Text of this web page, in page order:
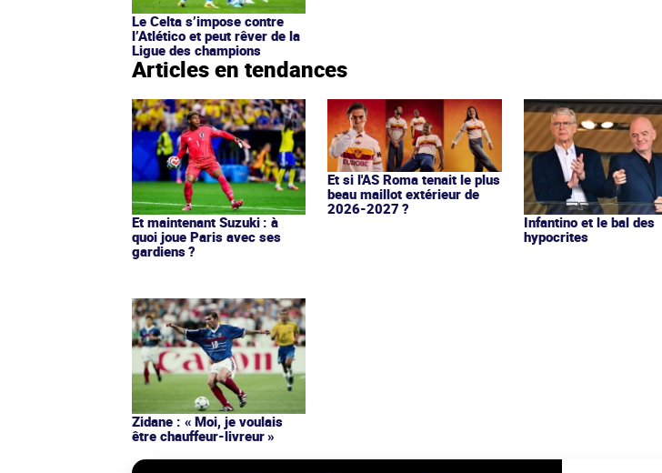
Le Celta s’impose contre
l’Atlético et peut rêver de la
Ligue des champions
Articles en tendances
Et maintenant Suzuki : à
quoi joue Paris avec ses
gardiens ?
Et si l'AS Roma tenait le plus
beau maillot extérieur de
2026-2027 ?
Infantino et le bal des
hypocrites
Zidane : « Moi, je voulais
être chauffeur-livreur »